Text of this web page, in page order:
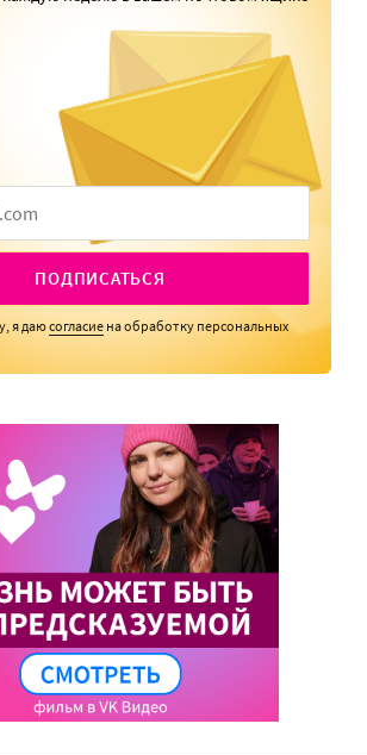
ПОДПИСАТЬСЯ
я даюсогласие на обработку персональных